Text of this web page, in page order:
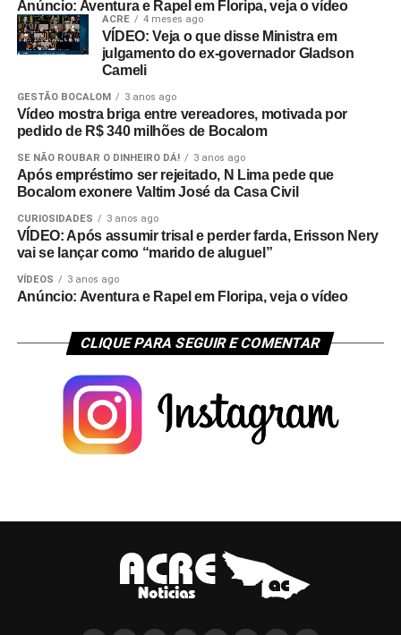
Anúncio: Aventura e Rapel em Floripa, veja o vídeo
ACRE 4 meses ago
VÍDEO: Veja o que disse Ministra em
julgamento do ex-governador Gladson
Cameli
GESTÃO BOCALOM 3 anos ago
Vídeo mostra briga entre vereadores, motivada por
pedido de R$ 340 milhões de Bocalom
SE NÃO ROUBAR O DINHEIRO DÁ! 3 anos ago
Após empréstimo ser rejeitado, N Lima pede que
Bocalom exonere Valtim José da Casa Civil
CURIOSIDADES 3 anos ago
VÍDEO: Após assumir trisal e perder farda, Erisson Nery
vai se lançar como “marido de aluguel”
VÍDEOS 3 anos ago
Anúncio: Aventura e Rapel em Floripa, veja o vídeo
CLIQUE PARA SEGUIR E COMENTAR